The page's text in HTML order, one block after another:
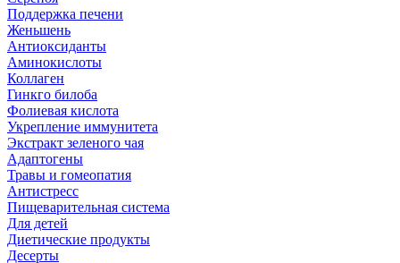
Поддержка печени
Женьшень
Антиоксиданты
Аминокислоты
Коллаген
Гинкго билоба
Фолиевая кислота
Укрепление иммунитета
Экстракт зеленого чая
Адаптогены
Травы и гомеопатия
Антистресс
Пищеварительная система
Для детей
Диетические продукты
Десерты